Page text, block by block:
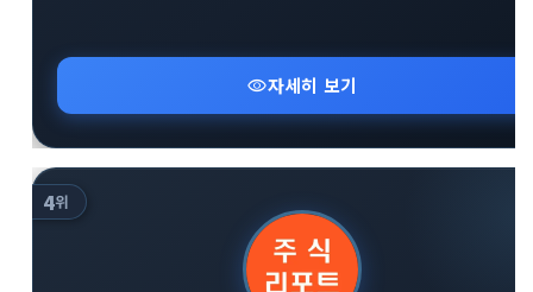
visibility자세히 보기
4위